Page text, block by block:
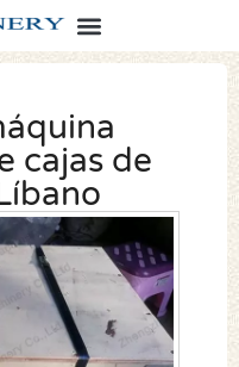
cajas de